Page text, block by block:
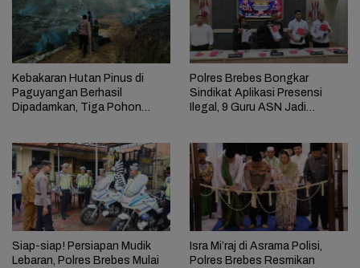
Kebakaran Hutan Pinus di
Paguyangan Berhasil
Dipadamkan, Tiga Pohon
Polres Brebes Bongkar
Sindikat Aplikasi Presensi
Ilegal, 9 Guru ASN Jadi
Siap-siap! Persiapan Mudik
Lebaran, Polres Brebes Mulai
Isra Mi’raj di Asrama Polisi,
Polres Brebes Resmikan